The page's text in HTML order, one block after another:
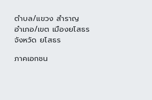
ตำบล/แขวง สำราญ
อำเภอ/เขต เมืองยโสธร
จังหวัด ยโสธร
ภาคเอกชน